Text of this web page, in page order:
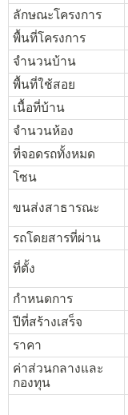
ลักษณะโครงการ
พื้นที่โครงการ
จำนวนบ้าน
พื้นที่ใช้สอย
เนื้อที่บ้าน
จำนวนห้อง
ที่จอดรถทั้งหมด
โซน
ขนส่งสาธารณะ
รถโดยสารที่ผ่าน
ที่ตั้ง
กำหนดการ
ปีที่สร้างเสร็จ
ราคา
ค่าส่วนกลางและ
กองทุน